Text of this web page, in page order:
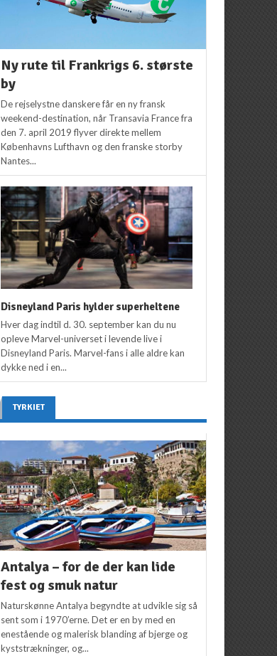
Ny rute til Frankrigs 6. største
by
De rejselystne danskere får en ny fransk
weekend-destination, når Transavia France fra
den 7. april 2019 flyver direkte mellem
Københavns Lufthavn og den franske storby
Nantes...
Disneyland Paris hylder superheltene
Hver dag indtil d. 30. september kan du nu
opleve Marvel-universet i levende live i
Disneyland Paris. Marvel-fans i alle aldre kan
dykke ned i en...
TYRKIET
Antalya – for de der kan lide
fest og smuk natur
Naturskønne Antalya begyndte at udvikle sig så
sent som i 1970’erne. Det er en by med en
enestående og malerisk blanding af bjerge og
kyststrækninger, og...